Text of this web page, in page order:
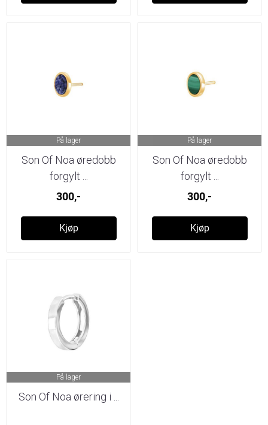
På lager
Son Of Noa øredobb
forgylt ...
300,-
Kjøp
På lager
Son Of Noa øredobb
forgylt ...
300,-
Kjøp
På lager
Son Of Noa ørering i ...